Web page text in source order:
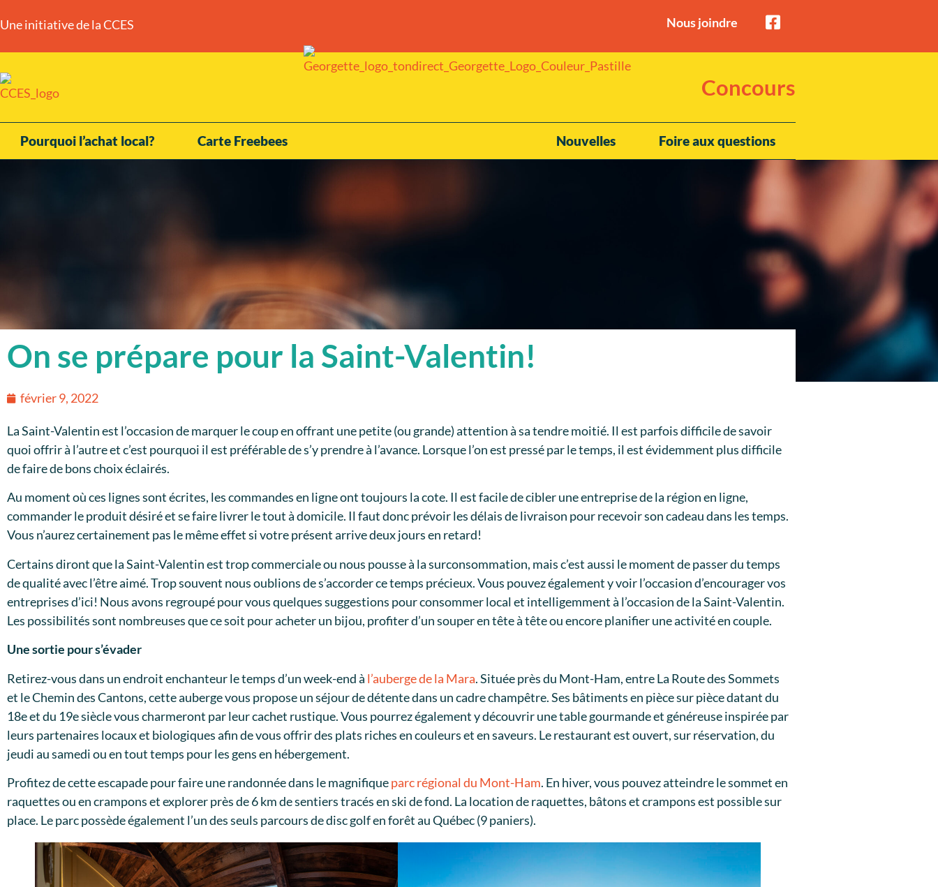
Une initiative de la CCES Nous joindre
Concours
Pourquoi l’achat local? Carte Freebees Nouvelles Foire aux questions
On se prépare pour la Saint-Valentin!
février 9, 2022
La Saint-Valentin est l’occasion de marquer le coup en offrant une petite (ou grande) attention à sa tendre moitié. Il est parfois difficile de savoir
quoi offrir à l’autre et c’est pourquoi il est préférable de s’y prendre à l’avance. Lorsque l’on est pressé par le temps, il est évidemment plus difficile
de faire de bons choix éclairés.
Au moment où ces lignes sont écrites, les commandes en ligne ont toujours la cote. Il est facile de cibler une entreprise de la région en ligne,
commander le produit désiré et se faire livrer le tout à domicile. Il faut donc prévoir les délais de livraison pour recevoir son cadeau dans les temps.
Vous n’aurez certainement pas le même effet si votre présent arrive deux jours en retard!
Certains diront que la Saint-Valentin est trop commerciale ou nous pousse à la surconsommation, mais c’est aussi le moment de passer du temps
de qualité avec l’être aimé. Trop souvent nous oublions de s’accorder ce temps précieux. Vous pouvez également y voir l’occasion d’encourager vos
entreprises d’ici! Nous avons regroupé pour vous quelques suggestions pour consommer local et intelligemment à l’occasion de la Saint-Valentin.
Les possibilités sont nombreuses que ce soit pour acheter un bijou, profiter d’un souper en tête à tête ou encore planifier une activité en couple.
Une sortie pour s’évader
Retirez-vous dans un endroit enchanteur le temps d’un week-end à l’auberge de la Mara. Située près du Mont-Ham, entre La Route des Sommets
et le Chemin des Cantons, cette auberge vous propose un séjour de détente dans un cadre champêtre. Ses bâtiments en pièce sur pièce datant du
18e et du 19e siècle vous charmeront par leur cachet rustique. Vous pourrez également y découvrir une table gourmande et généreuse inspirée par
leurs partenaires locaux et biologiques afin de vous offrir des plats riches en couleurs et en saveurs. Le restaurant est ouvert, sur réservation, du
jeudi au samedi ou en tout temps pour les gens en hébergement.
Profitez de cette escapade pour faire une randonnée dans le magnifiqueparc régional du Mont-Ham. En hiver, vous pouvez atteindre le sommet en
raquettes ou en crampons et explorer près de 6 km de sentiers tracés en ski de fond. La location de raquettes, bâtons et crampons est possible sur
place. Le parc possède également l’un des seuls parcours de disc golf en forêt au Québec (9 paniers).